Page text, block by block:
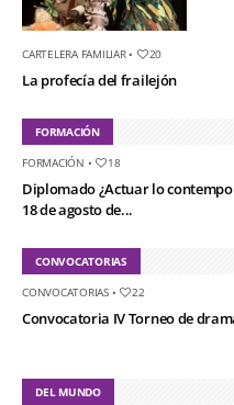
CARTELERA FAMILIAR• 20
La profecía del frailejón
FORMACIÓN
FORMACIÓN • 18
Diplomado ¿Actuar lo
18 de agosto de...
CONVOCATORIAS
CONVOCATORIAS• 22
Convocatoria IV Torneo de
DEL MUNDO